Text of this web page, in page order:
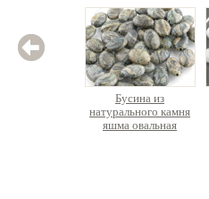
Бусина из
натурального камня
яшма овальная